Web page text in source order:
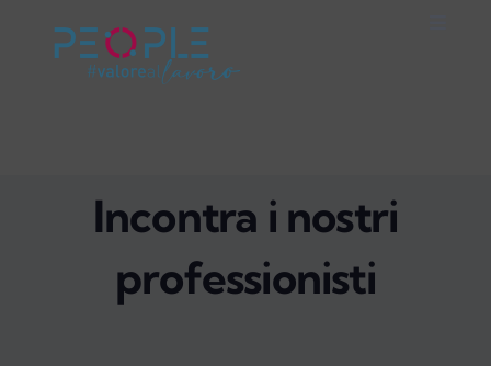
Servizi
Mondo People
Incontra i nostri
professionisti